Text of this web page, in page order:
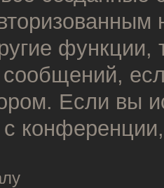
функции,
Если вы